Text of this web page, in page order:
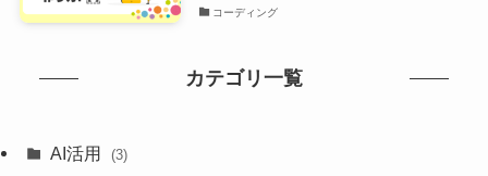
コーディング
カテゴリ一覧
AI活用 (3)